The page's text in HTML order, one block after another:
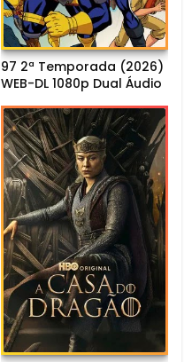
97 2ª Temporada (2026)
WEB-DL 1080p Dual Áudio